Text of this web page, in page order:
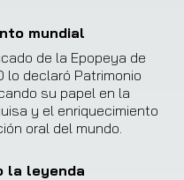
mundial
de la Epopeya de
lo declaró Patrimonio
su papel en la
y el enriquecimiento
oral del mundo.
la leyenda